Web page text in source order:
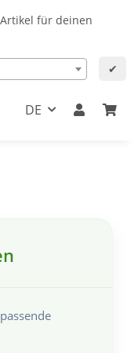
für deinen
✔
DE